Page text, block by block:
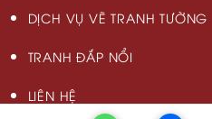
DỊCH VỤ VẼ TRANH TƯỜNG
TRANH ĐẮP NỔI
LIÊN HỆ